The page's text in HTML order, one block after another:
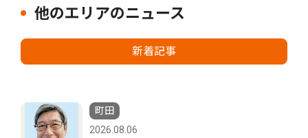
他のエリアのニュース
新着記事
町田
2026.08.06